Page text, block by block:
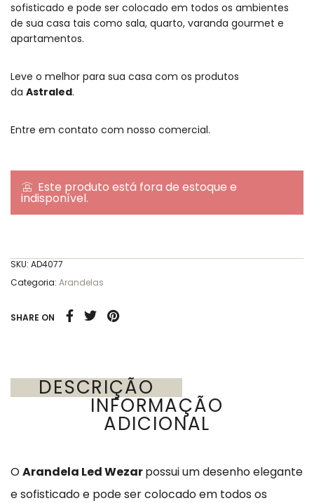
sofisticado e pode ser colocado em todos os ambientes
de sua casa tais como sala, quarto, varanda gourmet e
apartamentos.
Leve o melhor para sua casa com os produtos
da Astraled.
Entre em contato com nosso comercial.
Este produto está fora de estoque e
indisponível.
SKU: AD4077
Categoria: Arandelas
SHARE ON
DESCRIÇÃO
INFORMAÇÃO
ADICIONAL
OArandela Led Wezarpossui um desenho elegante
e sofisticado e pode ser colocado em todos os